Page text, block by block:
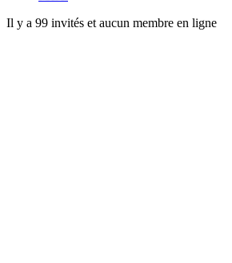
Il y a 99 invités et aucun membre en ligne